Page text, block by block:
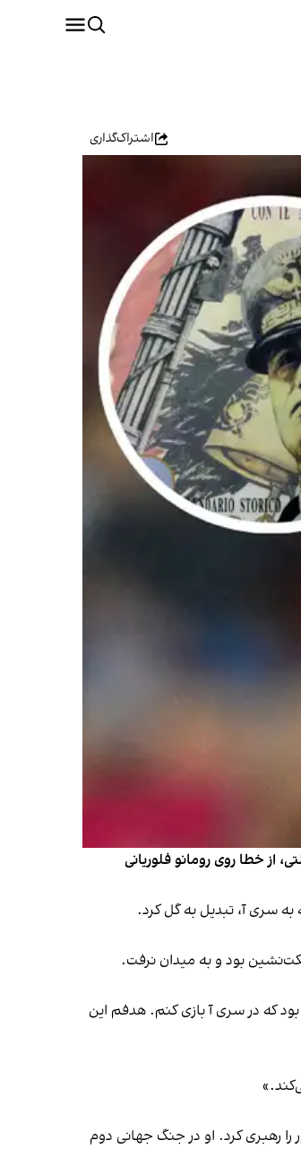
اشتراک‌گذاری
از خطا روی رومانو فلوریانی
به سری آ، تبدیل به گل کرد.
که در سری آ بازی کنم. هدفم این
فاشیست را در ایتالیا بنیان گذاشت و از ۱۹۲۲ تا زمانی که در ۱۹۴۳ برکنار شد، کشور را رهبری کرد. او در جنگ جهانی دوم